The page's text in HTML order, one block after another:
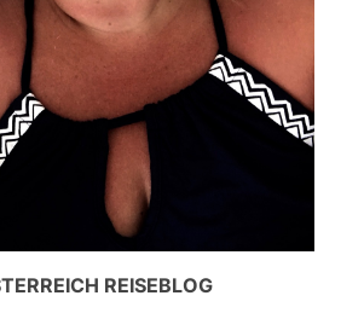
REISEBLOG